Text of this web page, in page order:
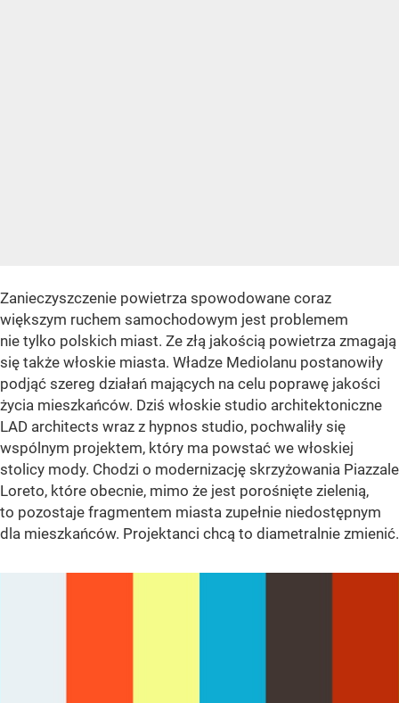
Zanieczyszczenie powietrza spowodowane coraz
większym ruchem samochodowym jest problemem
nie tylko polskich miast. Ze złą jakością powietrza zmagają
się także włoskie miasta. Władze Mediolanu postanowiły
podjąć szereg działań mających na celu poprawę jakości
życia mieszkańców. Dziś włoskie studio architektoniczne
LAD architects wraz z hypnos studio, pochwaliły się
wspólnym projektem, który ma powstać we włoskiej
stolicy mody. Chodzi o modernizację skrzyżowania Piazzale
Loreto, które obecnie, mimo że jest porośnięte zielenią,
to pozostaje fragmentem miasta zupełnie niedostępnym
dla mieszkańców. Projektanci chcą to diametralnie zmienić.